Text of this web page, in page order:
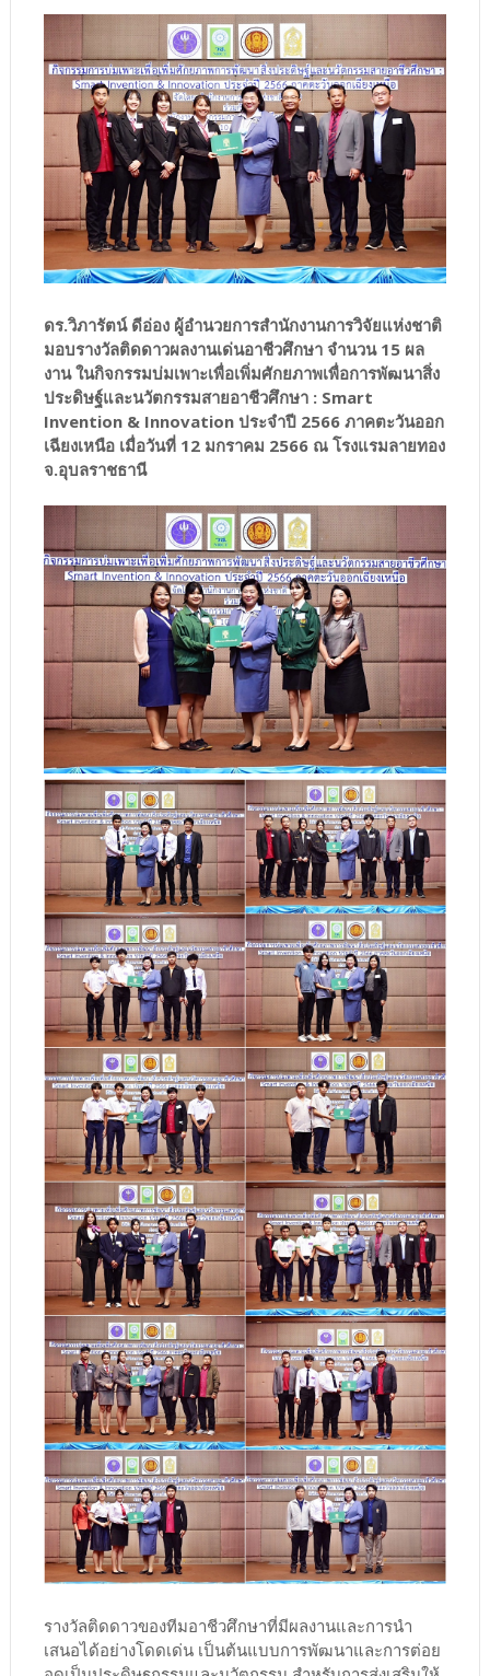
ดร.วิภารัตน์ ดีอ่อง ผู้อำนวยการสำนักงานการวิจัยแห่งชาติ
มอบรางวัลติดดาวผลงานเด่นอาชีวศึกษา จำนวน 15 ผล
งาน ในกิจกรรมบ่มเพาะเพื่อเพิ่มศักยภาพเพื่อการพัฒนาสิ่ง
ประดิษฐ์และนวัตกรรมสายอาชีวศึกษา : Smart
Invention & Innovation ประจำปี 2566 ภาคตะวันออก
เฉียงเหนือ เมื่อวันที่ 12 มกราคม 2566 ณ โรงแรมลายทอง
จ.อุบลราชธานี
รางวัลติดดาวของทีมอาชีวศึกษาที่มีผลงานและการนำ
เสนอได้อย่างโดดเด่น เป็นต้นแบบการพัฒนาและการต่อย